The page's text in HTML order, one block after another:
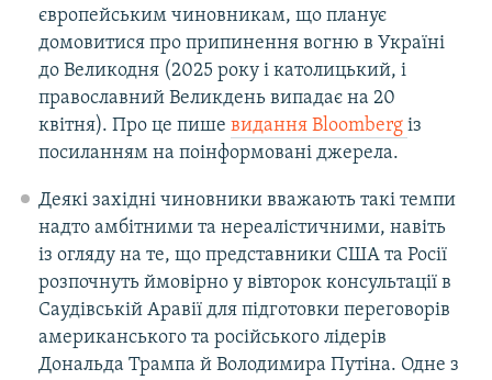
європейським чиновникам, що планує
домовитися про припинення вогню в Україні
до Великодня (2025 року і католицький, і
православний Великдень випадає на 20
квітня). Про це пише видання Bloomberg із
посиланням на поінформовані джерела.
Деякі західні чиновники вважають такі темпи
надто амбітними та нереалістичними, навіть
із огляду на те, що представники США та Росії
розпочнуть ймовірно у вівторок консультації в
Саудівській Аравії для підготовки переговорів
американського та російського лідерів
Дональда Трампа й Володимира Путіна. Одне з